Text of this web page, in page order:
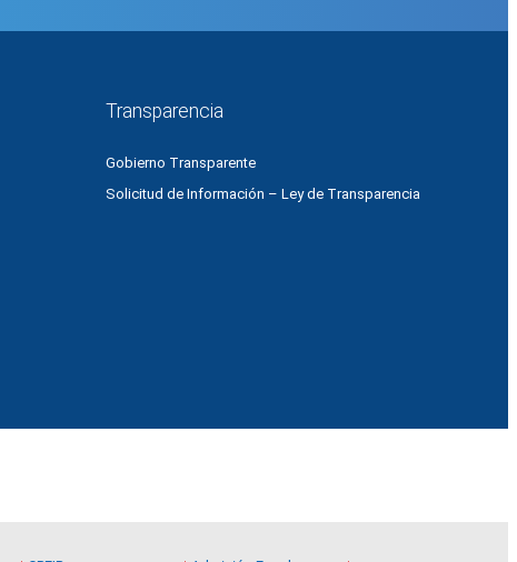
Transparencia
Gobierno Transparente
Solicitud de Información – Ley de Transparencia